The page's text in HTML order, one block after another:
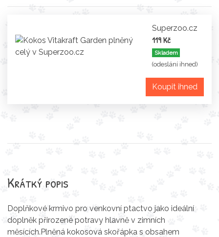
Superzoo.cz
119 Kč
Skladem
(odeslání ihned)
Koupit ihned
Krátký popis
Doplňkové krmivo pro venkovní ptactvo jako ideální
doplněk přirozené potravy hlavně v zimních
měsících.Plněná kokosová skořápka s obsahem